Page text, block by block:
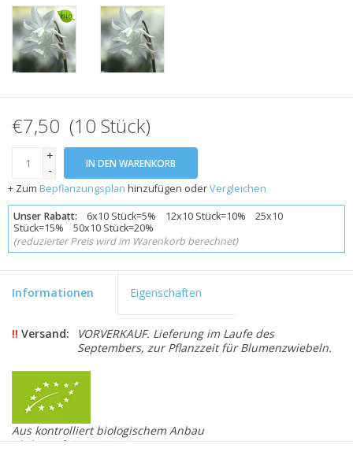
Neuigkeiten
€7,50 (10 Stück)
+
-
IN DEN WARENKORB
+ Zum Bepflanzungsplan hinzufügen oderVergleichen
Unser Rabatt: 6x10 Stück=5% 12x10 Stück=10% 25x10
Stück=15% 50x10 Stück=20%
(reduzierter Preis wird im Warenkorb berechnet)
Informationen Eigenschaften
!! Versand:
VORVERKAUF. Lieferung im Laufe des
Septembers, zur Pflanzzeit für Blumenzwiebeln.
Aus kontrolliert biologischem Anbau
Skal zertifiziert 109846